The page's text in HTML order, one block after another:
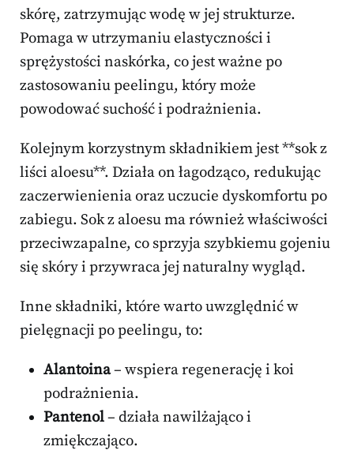
skórę, zatrzymując wodę w jej strukturze.
Pomaga w utrzymaniu elastyczności i
sprężystości naskórka, co jest ważne po
zastosowaniu peelingu, który może
powodować suchość i podrażnienia.
Kolejnym korzystnym składnikiem jest **sok z
liści aloesu**. Działa on łagodząco, redukując
zaczerwienienia oraz uczucie dyskomfortu po
zabiegu. Sok z aloesu ma również właściwości
przeciwzapalne, co sprzyja szybkiemu gojeniu
się skóry i przywraca jej naturalny wygląd.
Inne składniki, które warto uwzględnić w
pielęgnacji po peelingu, to:
Alantoina– wspiera regenerację i koi
podrażnienia.
Pantenol– działa nawilżająco i
zmiękczająco.